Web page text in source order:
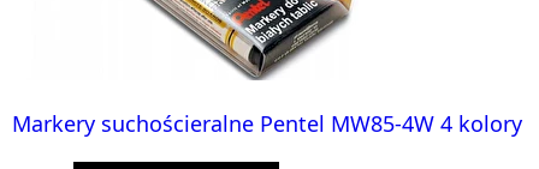
Markery suchościeralne Pentel MW85-4W 4 kolory